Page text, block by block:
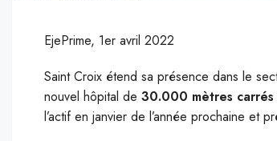
EjePrime, 1er avril 2022
Saint Croix étend sa présence dans le
nouvel hôpital de 30.000 mètres carrés
l’actif en janvier de l’année prochaine et